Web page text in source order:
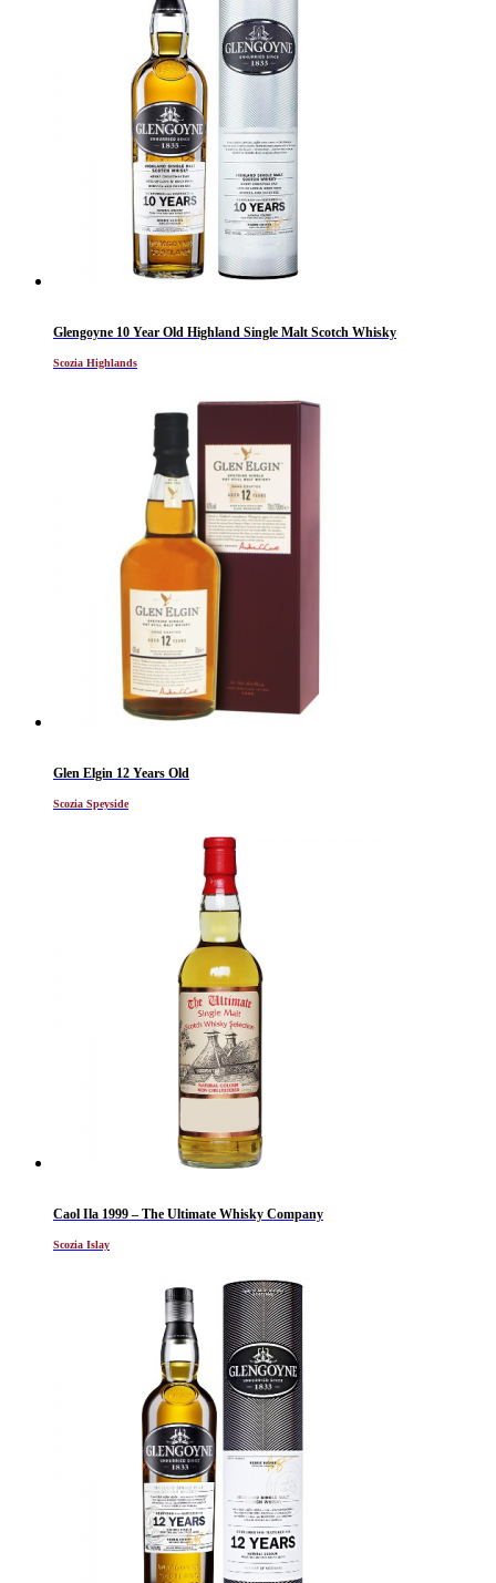
Glengoyne 10 Year Old Highland Single Malt Scotch Whisky
Scozia Highlands
Glen Elgin 12 Years Old
Scozia Speyside
Caol Ila 1999 – The Ultimate Whisky Company
Scozia Islay